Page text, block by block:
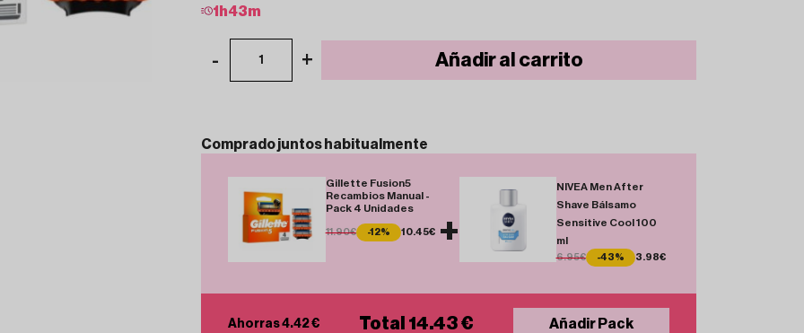
1 h43m
- 1 + Añadir al carrito
Compradojuntos habitualmente
Gillette Fusion5
Recambios Manual -
Pack 4 Unidades
11.90€ -12% 10.45€ +
NIVEA Men After
Shave Bálsamo
Sensitive Cool 100
ml
6.95€ -43% 3.98€
Ahorras 4.42 € Total 14.43 € Añadir Pack